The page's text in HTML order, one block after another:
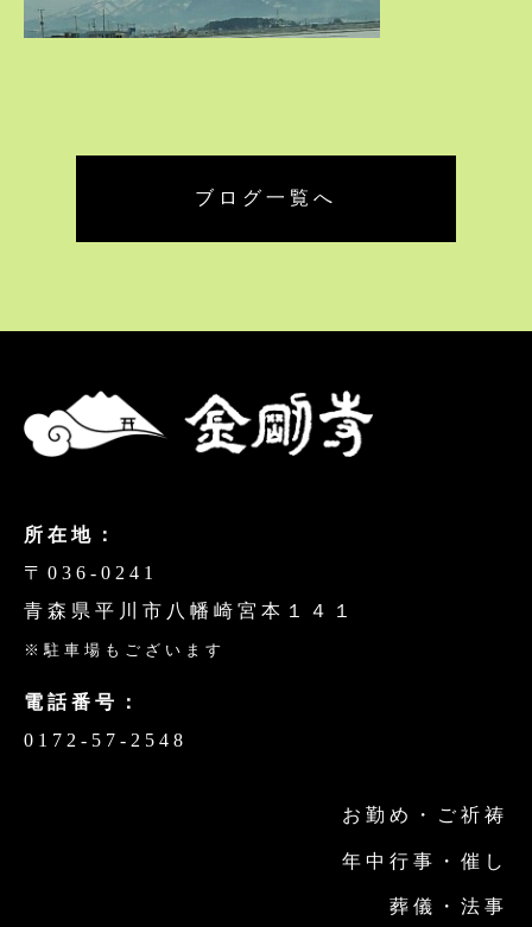
ブログ一覧へ
所在地：
〒036-0241
青森県平川市八幡崎宮本１４１
※駐車場もございます
電話番号：
0172-57-2548
お勤め・ご祈祷
年中行事・催し
葬儀・法事